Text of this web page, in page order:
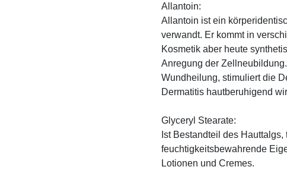
Allantoin:
Allantoin ist ein
verwandt. Er kommt in
Kosmetik aber heute
Anregung der
Wundheilung, stimuliert die
Dermatitis hautberuhigend
Glyceryl Stearate:
Ist Bestandteil des
feuchtigkeitsbewahrende
Lotionen und Cremes.